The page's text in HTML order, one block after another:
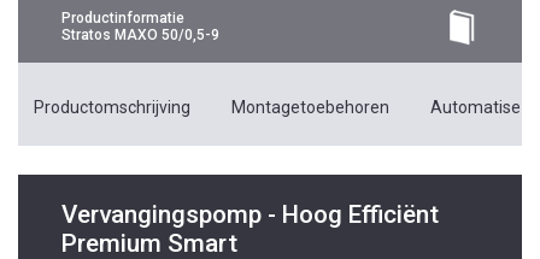
Productinformatie
Stratos MAXO 50/0,5-9
Productomschrijving Montagetoebehoren
Vervangingspomp - Hoog Efficiënt
Premium Smart